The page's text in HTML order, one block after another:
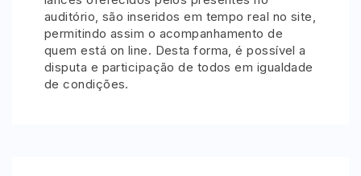
auditório, são inseridos em tempo real no site,
permitindo assim o acompanhamento de
quem está on line. Desta forma, é possível a
disputa e participação de todos em igualdade
de condições.